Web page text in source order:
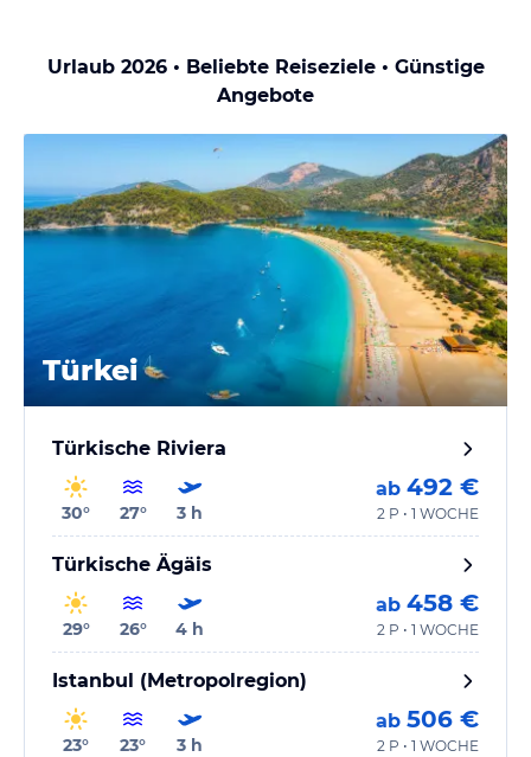
Urlaub 2026 • Beliebte Reiseziele • Günstige
Angebote
Türkei
Türkische Riviera
30° 27° 3 h
ab 492 €
2 P • 1 WOCHE
Türkische Ägäis
29° 26° 4 h
ab 458 €
2 P • 1 WOCHE
Istanbul (Metropolregion)
23° 23° 3 h
ab 506 €
2 P • 1 WOCHE